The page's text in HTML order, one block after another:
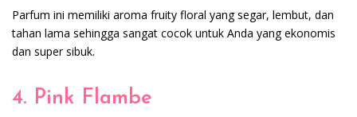
Parfum ini memiliki aroma fruity floral yang segar, lembut, dan
tahan lama sehingga sangat cocok untuk Anda yang ekonomis
dan super sibuk.
4. Pink Flambe